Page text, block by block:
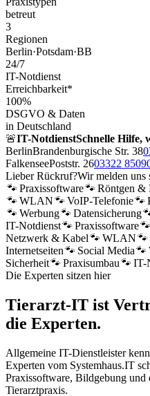
betreut
3
Regionen
Berlin·Potsdam·BB
24/7
IT-Notdienst
Erreichbarkeit*
100%
DSGVO & Daten
in Deutschland
🚨IT-NotdienstSchnelle Hilfe,
BerlinBrandenburgische Str. 38
FalkenseePoststr. 2603322
Lieber Rückruf?Wir melden uns
🐾Praxissoftware🐾Röntgen &
🐾WLAN🐾VoIP-Telefonie🐾
🐾Werbung🐾Datensicherung
IT-Notdienst🐾Praxissoftware🐾
Netzwerk & Kabel🐾WLAN🐾
Internetseiten🐾Social Media🐾
Sicherheit🐾Praxisumbau🐾IT-
Die Experten sitzen hier
Tierarzt-IT ist
die Experten.
Allgemeine IT-Dienstleister
Experten vom Systemhaus.IT
Praxissoftware, Bildgebung und
Tierarztpraxis.